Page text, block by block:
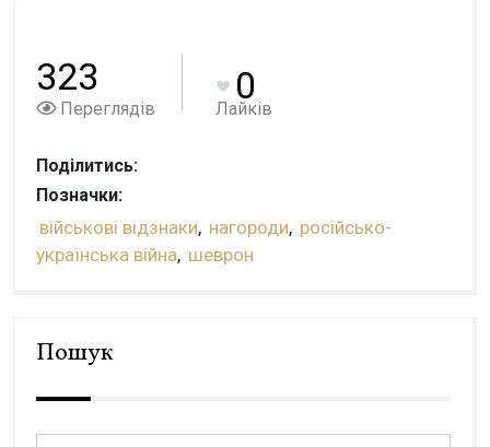
323
Переглядів
0
Лайків
Поділитись:
Позначки:
військові відзнаки, нагороди, російсько-
українська війна, шеврон
Пошук